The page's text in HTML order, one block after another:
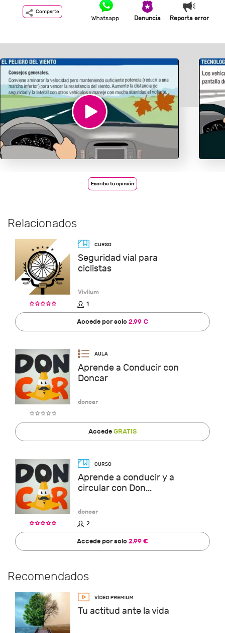
Comparte
Denuncia Reporta error
Escribe tu opinión
Relacionados
Seguridad vial para
ciclistas
Vivlium
1
Accede por solo2.99 €
Aprende a Conducir con
Doncar
doncar
AccedeGRATIS
Aprende a conducir y a
circular con Don...
doncar
2
Accede por solo2.99 €
Recomendados
Tu actitud ante la vida